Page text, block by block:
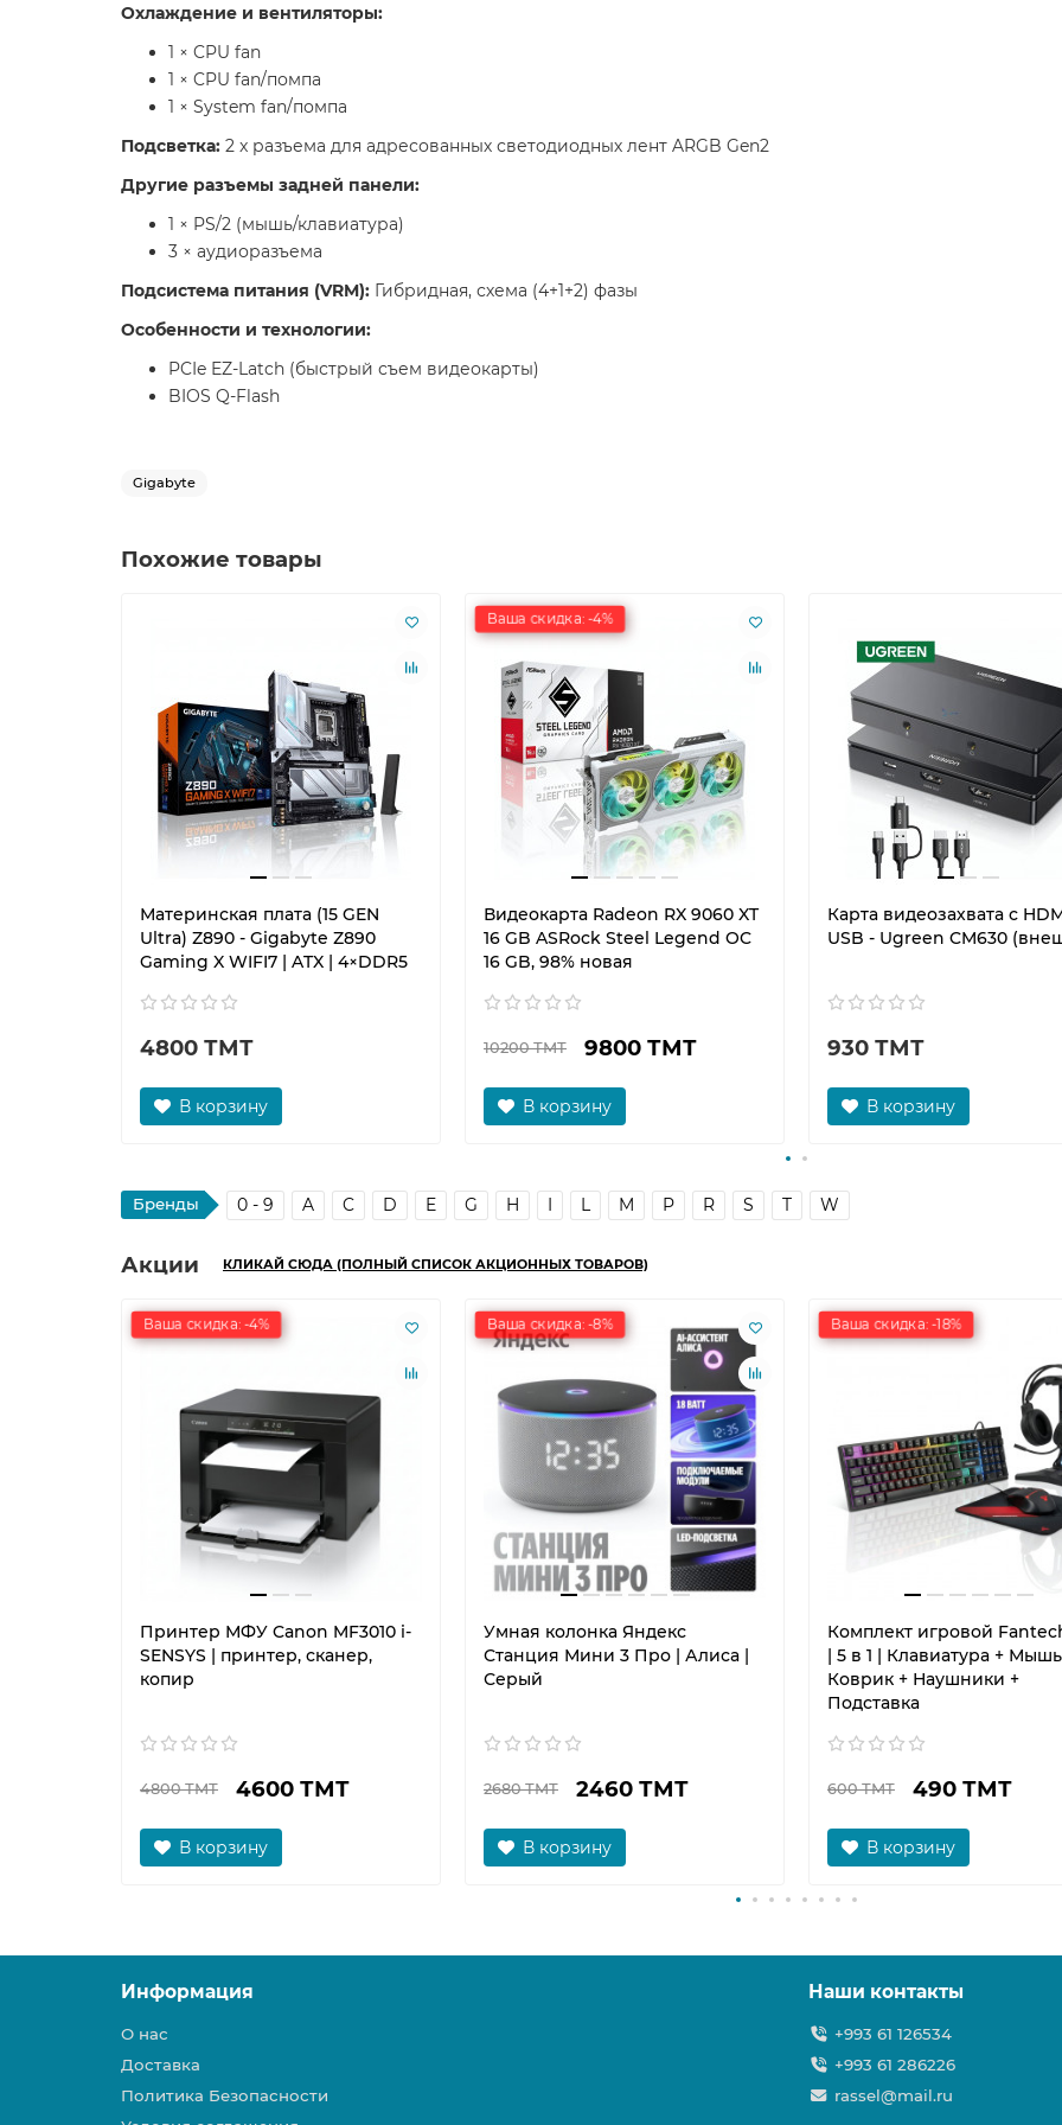
Охлаждение и вентиляторы:
1 × CPU fan
1 × CPU fan/помпа
1 × System fan/помпа
Подсветка: 2 x разъема для адресованных светодиодных лент ARGB Gen2
Другие разъемы задней панели:
1 × PS/2 (мышь/клавиатура)
3 × аудиоразъема
Подсистема питания (VRM): Гибридная, схема (4+1+2) фазы
Особенности и технологии:
PCIe EZ-Latch (быстрый съем видеокарты)
BIOS Q-Flash
Gigabyte
Похожие товары
Материнская плата (15 GEN
Ultra) Z890 - Gigabyte Z890
Gaming X WIFI7 | ATX | 4×DDR5
4800 ТМТ
В корзину
Ваша скидка: -4%
Видеокарта Radeon RX 9060 XT
16 GB ASRock Steel Legend OC
16 GB, 98% новая
10200 ТМТ 9800 ТМТ
В корзину
Карта видеозахвата с
USB - Ugreen CM630
930 ТМТ
В корзину
Бренды 0 - 9 A C D E G H I L M P R S T W
Акции КЛИКАЙ СЮДА (ПОЛНЫЙ СПИСОК АКЦИОННЫХ ТОВАРОВ)
Ваша скидка: -4%
Принтер МФУ Canon MF3010 i-
SENSYS | принтер, сканер,
копир
4800 ТМТ 4600 ТМТ
В корзину
Ваша скидка: -8%
Умная колонка Яндекс
Станция Мини 3 Про | Алиса |
Серый
2680 ТМТ 2460 ТМТ
В корзину
Ваша скидка: -18%
Комплект игровой
| 5 в 1 | Клавиатура +
Коврик + Наушники +
Подставка
600 ТМТ 490 ТМТ
В корзину
Информация
О нас
Доставка
Политика Безопасности
Наши контакты
+993 61 126534
+993 61 286226
rassel@mail.ru